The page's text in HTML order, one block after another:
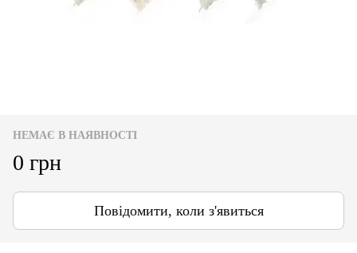
НЕМАЄ В НАЯВНОСТІ
0 грн
Повідомити, коли з'явиться